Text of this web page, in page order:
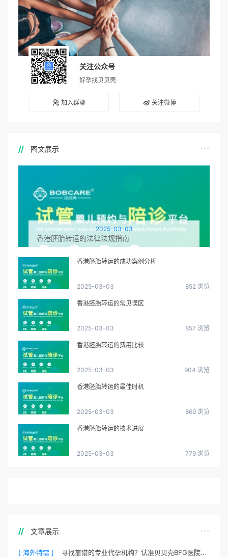
关注公众号
好孕找贝贝壳
加入群聊 关注微博
图文展示
2025-03-03
香港胚胎转运的法律法规指南
香港胚胎转运的成功案例分析
2025-03-03 852 浏览
香港胚胎转运的常见误区
2025-03-03 857 浏览
香港胚胎转运的费用比较
2025-03-03 904 浏览
香港胚胎转运的最佳时机
2025-03-03 869 浏览
香港胚胎转运的技术进展
2025-03-03 779 浏览
文章展示
[ 海外特需 ] 寻找靠谱的专业代孕机构？认准贝贝壳BFG医院官方渠道